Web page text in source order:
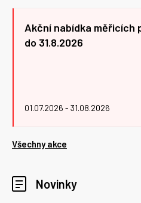
Akční nabídka měřicích
do 31.8.2026
01.07.2026 - 31.08.2026
Všechny akce
Novinky